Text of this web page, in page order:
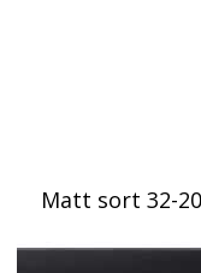
Matt sort 32-20